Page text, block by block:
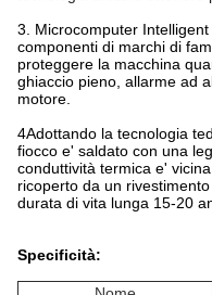
3. Microcomputer
componenti di marchi di
proteggere la macchina
ghiaccio pieno, allarme ad
motore.
4Adottando la tecnologia
fiocco e' saldato con una
conduttività termica e'
ricoperto da un
durata di vita lunga 15-20
Specificità: